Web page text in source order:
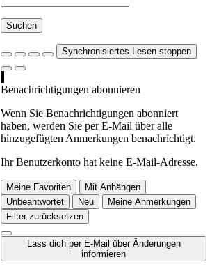
Suchen
Synchronisiertes Lesen stoppen
Benachrichtigungen abonnieren
Wenn Sie Benachrichtigungen abonniert
haben, werden Sie per E-Mail über alle
hinzugefügten Anmerkungen benachrichtigt.
Ihr Benutzerkonto hat keine E-Mail-Adresse.
Meine Favoriten
Mit Anhängen
Unbeantwortet
Neu
Meine Anmerkungen
Filter zurücksetzen
Lass dich per E-Mail über Änderungen
informieren